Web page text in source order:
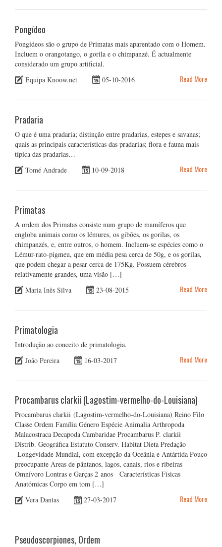
Pongídeo
Pongídeos são o grupo de Primatas mais aparentado com o Homem.
Incluem o orangotango, o gorila e o chimpanzé. É actualmente
considerado um grupo artificial.
Equipa Knoow.net
05-10-2016 Read More
Pradaria
O que é uma pradaria; distinção entre pradarias, estepes e savanas;
quais as principais características das pradarias; flora e fauna mais
típica das pradarias…
Tomé Andrade
10-09-2018 Read More
Primatas
A ordem dos Primatas consiste num grupo de mamíferos que
engloba animais como os lémures, os gibões, os gorilas, os
chimpanzés, e, entre outros, o homem. Incluem-se espécies como o
Lémur-rato-pigmeu, que em média pesa cerca de 50g, e os gorilas,
que podem chegar a pesar cerca de 175Kg. Possuem cérebros
relativamente grandes, uma visão […]
Maria Inês Silva
23-08-2015 Read More
Primatologia
Introdução ao conceito de primatologia.
João Pereira
16-03-2017 Read More
Procambarus clarkii (Lagostim-vermelho-do-Louisiana)
Procambarus clarkii (Lagostim-vermelho-do-Louisiana) Reino Filo
Classe Ordem Família Género Espécie Animalia Arthropoda
Malacostraca Decapoda Cambaridae Procambarus P. clarkii
Distrib. Geográfica Estatuto Conserv. Habitat Dieta Predação
Longevidade Mundial, com excepção da Oceânia e Antártida Pouco
preocupante Áreas de pântanos, lagos, canais, rios e ribeiras
Omnívoro Lontras e Garças 2 anos Características Físicas
Anatómicas Corpo em tom […]
Vera Dantas
27-03-2017 Read More
Pseudoscorpiones, Ordem